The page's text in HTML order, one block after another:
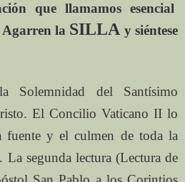
que llamamos esencial
la SILLA y siéntese
Solemnidad del Santísimo
El Concilio Vaticano II lo
fuente y el culmen de toda la
segunda lectura (Lectura de